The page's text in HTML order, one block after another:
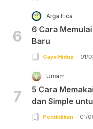
6
Arga Fica
6 Cara
Baru
Gaya Hidup 01/
7
Umam
5 Cara
dan Simple
Pendidikan 01/